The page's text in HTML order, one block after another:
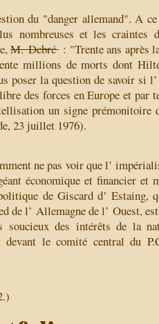
du "danger allemand". A
nombreuses et les craintes
M. Debré : "Trente ans après
millions de morts dont
poser la question de savoir si
des forces en Europe et par
un signe prémonitoire
23 juillet 1976).
ne pas voir que l’
économique et financier et
de Giscard d’ Estaing,
de l’ Allemagne de l’ Ouest,
soucieux des intérêts de la
devant le comité central du